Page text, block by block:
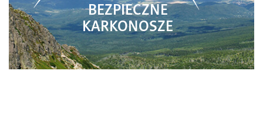
BEZPIECZNE
KARKONOSZE